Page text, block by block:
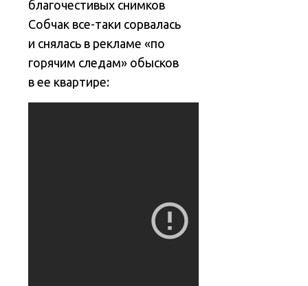
благочестивых снимков
Собчак все-таки сорвалась
и снялась в рекламе «по
горячим следам» обысков
в ее квартире: